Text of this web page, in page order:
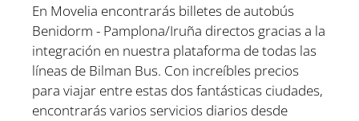
En Movelia encontrarás billetes de autobús
Benidorm - Pamplona/Iruña directos gracias a la
integración en nuestra plataforma de todas las
líneas de Bilman Bus. Con increíbles precios
para viajar entre estas dos fantásticas ciudades,
encontrarás varios servicios diarios desde